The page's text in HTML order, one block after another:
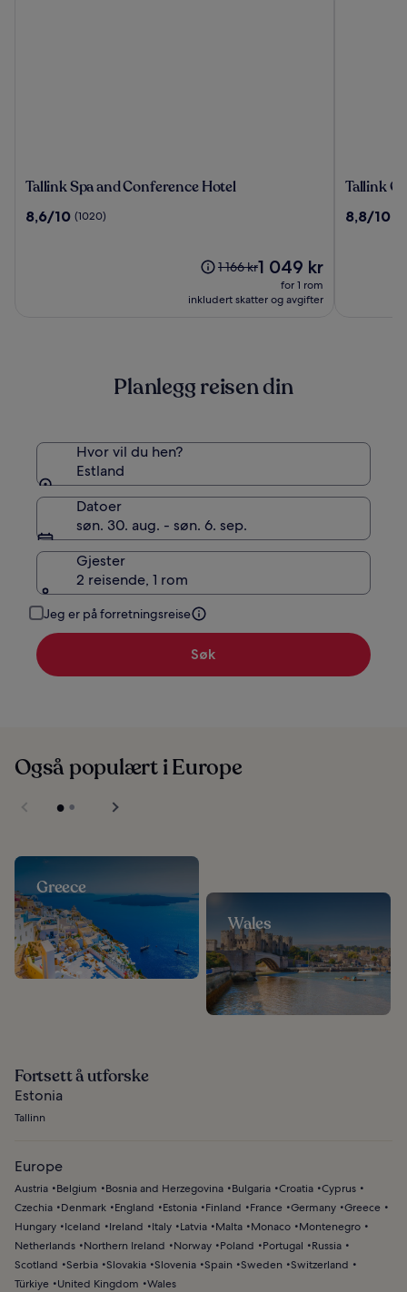
Tallink
and
Tallink Spa and Conference Hotel
8.6
8,6/10 (1020)
Prisen
1 166 kr.
standardpris.
1 166 krPrisen
1 049 kr
1 049 kr
for 1 rom
inkludert skatter og avgifter
Tallink
Hotel
Tallink
8.8
8,8/10
Planlegg reisen din
Hvor vil du hen?
Estland
Datoer
søn. 30. aug. - søn. 6. sep.
Gjester
2 reisende, 1 rom
Jeg er på forretningsreise
Søk
Også populært i Europe
Greece
Wales
Fortsett å utforske
Estonia
Tallinn
Europe
Austria Belgium Bosnia and Herzegovina Bulgaria Croatia Cyprus
Czechia
Denmark England Estonia Finland France Germany Greece
Hungary
Iceland Ireland Italy Latvia Malta Monaco
Montenegro
Netherlands
Northern Ireland Norway Poland Portugal
Russia
Scotland
Serbia Slovakia Slovenia Spain Sweden
Switzerland
Türkiye
United Kingdom Wales